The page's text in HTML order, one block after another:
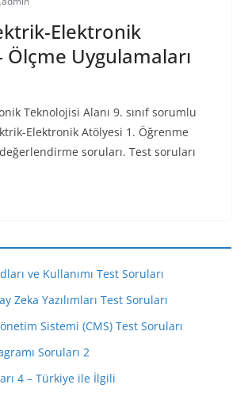
Elektronik
Ölçme Uygulamaları
Teknolojisi Alanı 9. sınıf sorumlu
Elektronik Atölyesi 1. Öğrenme
soruları. Test soruları
ve Kullanımı Test Soruları
Zeka Yazılımları Test Soruları
Sistemi (CMS) Test Soruları
Soruları 2
4 – Türkiye ile İlgili